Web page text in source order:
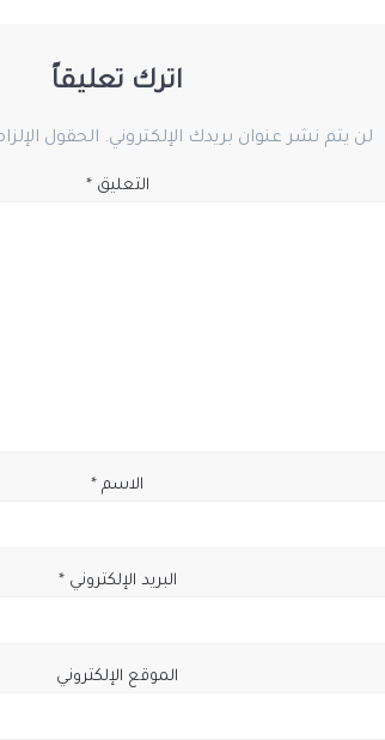
اترك تعليقاً
لن يتم نشر عنوان بريدك الإلكتروني. الحقول
التعليق*
الاسم *
البريد الإلكتروني*
الموقع الإلكتروني